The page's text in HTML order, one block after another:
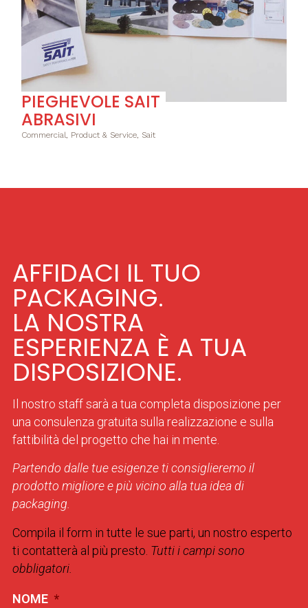
PIEGHEVOLE SAIT
ABRASIVI
Commercial, Product & Service, Sait
AFFIDACI IL TUO
PACKAGING.
LA NOSTRA
ESPERIENZA È A TUA
DISPOSIZIONE.
Il nostro staff sarà a tua completa disposizione per
una consulenza gratuita sulla realizzazione e sulla
fattibilità del progetto che hai in mente.
Partendo dalle tue esigenze ti consiglieremo il
prodotto migliore e più vicino alla tua idea di
packaging.
Compila il form in tutte le sue parti, un nostro esperto
ti contatterà al più presto. Tutti i campi sono
obbligatori.
NOME *